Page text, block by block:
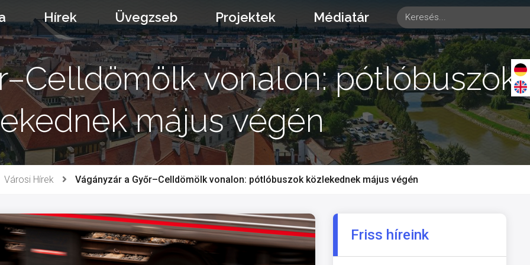
Hírek Üvegzseb Projektek Médiatár
vonalon: pótlóbuszok
május végén
Városi Hírek Vágányzár a Győr–Celldömölk vonalon: pótlóbuszok közlekednek május végén
Friss híreink